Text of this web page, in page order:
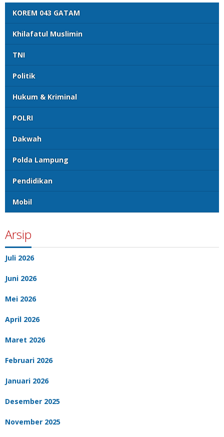
KOREM 043 GATAM
Khilafatul Muslimin
TNI
Politik
Hukum & Kriminal
POLRI
Dakwah
Polda Lampung
Pendidikan
Mobil
Arsip
Juli 2026
Juni 2026
Mei 2026
April 2026
Maret 2026
Februari 2026
Januari 2026
Desember 2025
November 2025